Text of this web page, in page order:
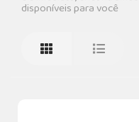
disponíveis para você